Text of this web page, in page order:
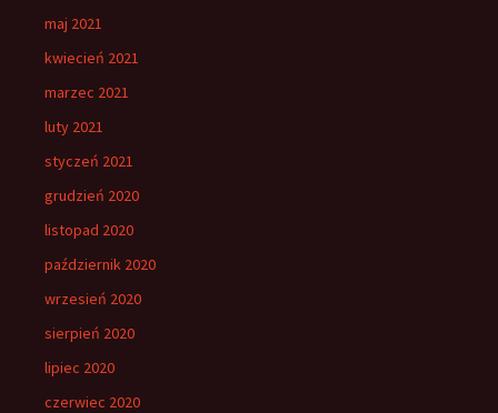
maj 2021
kwiecień 2021
marzec 2021
luty 2021
styczeń 2021
grudzień 2020
listopad 2020
październik 2020
wrzesień 2020
sierpień 2020
lipiec 2020
czerwiec 2020